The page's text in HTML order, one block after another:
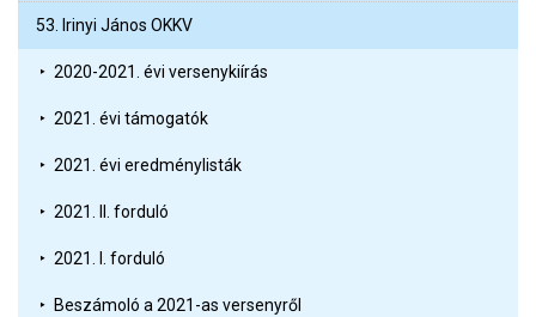
53. Irinyi János OKKV
2020-2021. évi versenykiírás
2021. évi támogatók
2021. évi eredménylisták
2021. II. forduló
2021. I. forduló
Beszámoló a 2021-as versenyről